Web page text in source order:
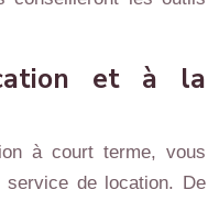
et à la
à court terme, vous
de location. De